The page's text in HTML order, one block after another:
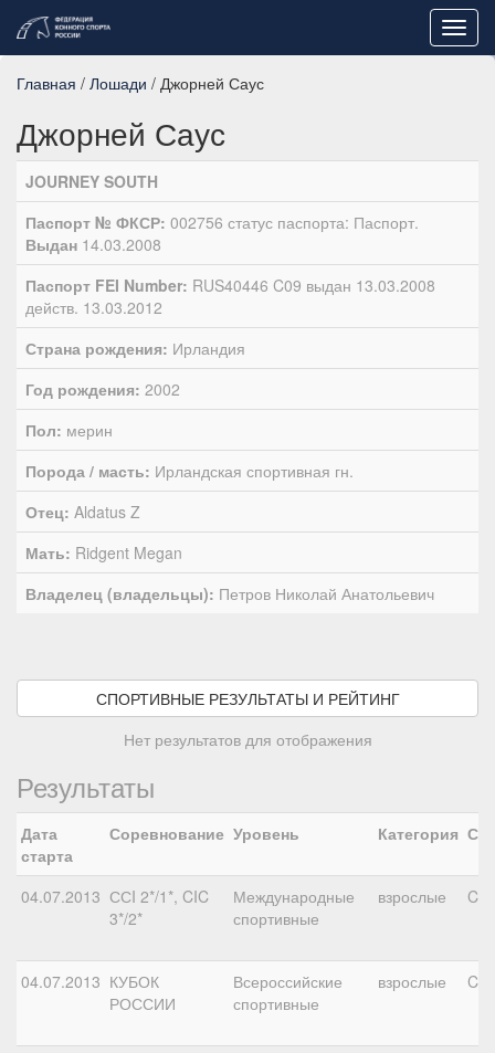
Главная / Лошади / Джорней Саус
Джорней Саус
JOURNEY SOUTH
Паспорт № ФКСР: 002756 статус паспорта: Паспорт.
Выдан 14.03.2008
Паспорт FEI Number: RUS40446 C09 выдан 13.03.2008
действ. 13.03.2012
Страна рождения: Ирландия
Год рождения: 2002
Пол: мерин
Порода / масть: Ирландская спортивная гн.
Отец: Aldatus Z
Мать: Ridgent Megan
Владелец (владельцы): Петров Николай Анатольевич
СПОРТИВНЫЕ РЕЗУЛЬТАТЫ И РЕЙТИНГ
Нет результатов для отображения
Результаты
Дата
старта
Соревнование Уровень Категория
04.07.2013 ССI 2*/1*, CIC
3*/2*
Международные
спортивные
взрослые
04.07.2013 КУБОК
РОССИИ
Всероссийские
спортивные
взрослые